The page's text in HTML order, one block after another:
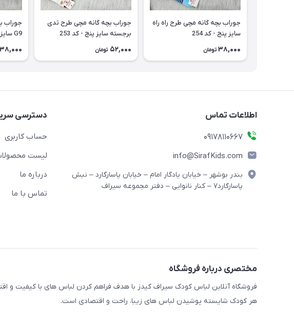
جوراب بچه گانه مچی طرح راه راه
سایز پنج - کد 254
38,000 تومان
جوراب بچه گانه مچی طرح تدی
برجسته سایز پنج - کد 253
52,000 تومان
جوراب
G9 سایز پنج - کد 252
38,000
اطلاعات تماس
09178110667
info@SirafKids.com
بندر بوشهر – خیابان یادگار امام – خیابان پاسارگارد – نبش
پاسارگارد۷ – کنار نانوایی – دفتر مجموعه سیراف
دسترسی
حساب کاربری
لیست
درباره ما
تماس با ما
مختصری درباره فروشگاه
فروشگاه آنلاین لباس کودک سیراف کیدز با هدف فراهم کردن لباس های با کیفیت و
هر کودک شایسته پوشیدن لباس های زیبا، راحت و اقتصادی است.